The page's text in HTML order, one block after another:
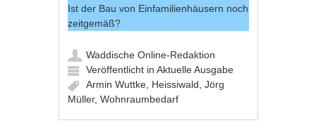
Ist der Bau von Einfamilienhäusern noch
zeitgemäß?
Waddische Online-Redaktion
Veröffentlicht inAktuelle Ausgabe
Armin Wuttke Heissiwald ,Jörg
Müller,Wohnraumbedarf